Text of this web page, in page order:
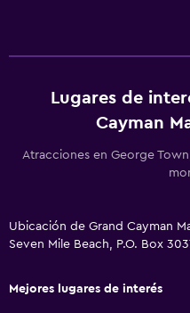
Baño pequeño adicional
Aseo
Accesibilidad y adecuación
Para no fumadores
Lugares de
Cayman
Atracciones en George
Ubicación de Grand Cayman
Seven Mile Beach, P.O. Box
Mejores lugares de interés